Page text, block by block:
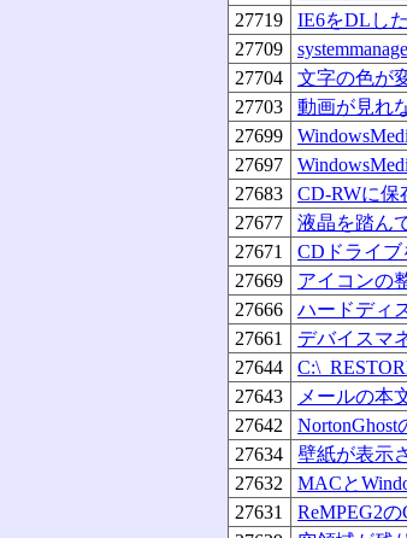
27719
IE6をDLし
27709
27704
文字の色が
27703
動画が見れ
27699
27697
27683
CD-RWに保
27677
液晶を踏ん
27671
CDドライ
27669
アイコンの
27666
ハードディ
27661
デバイスマ
27644
27643
メールの本
27642
27634
壁紙が表示
27632
MACと
27631
ReMPEG2